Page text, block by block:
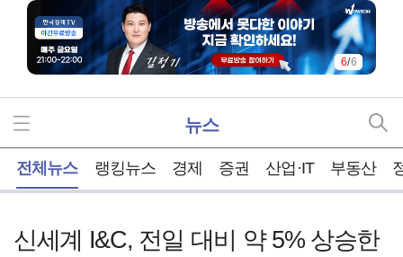
6/6
뉴스
전체뉴스 랭킹뉴스 경제 증권 산업·IT 부동산
신세계 I&C, 전일 대비 약 5% 상승한